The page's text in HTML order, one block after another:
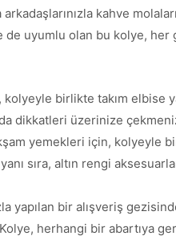
kahve
de uyumlu olan bu kolye,
kolyeyle birlikte takım
dikkatleri üzerinize
yemekleri için, kolyeyle
sıra, altın rengi
yapılan bir alışveriş
herhangi bir abartıya